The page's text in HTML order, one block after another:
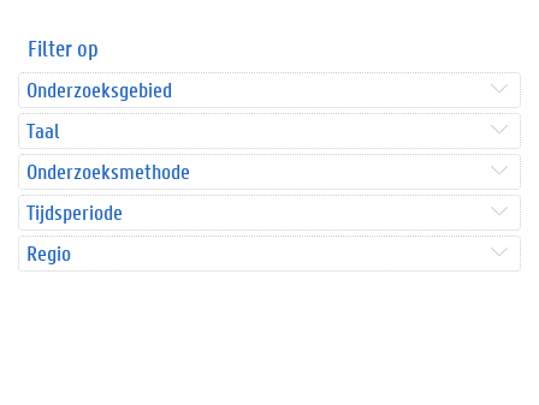
Filter op
Onderzoeksgebied
Taal
Onderzoeksmethode
Tijdsperiode
Regio